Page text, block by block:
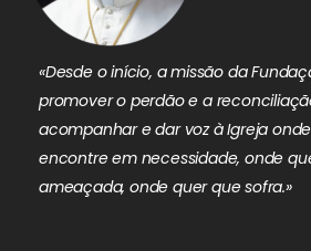
«Desde o início, a missão da
promover o perdão e a
acompanhar e dar voz à Igreja
encontre em necessidade, onde
ameaçada, onde quer que sofra.»